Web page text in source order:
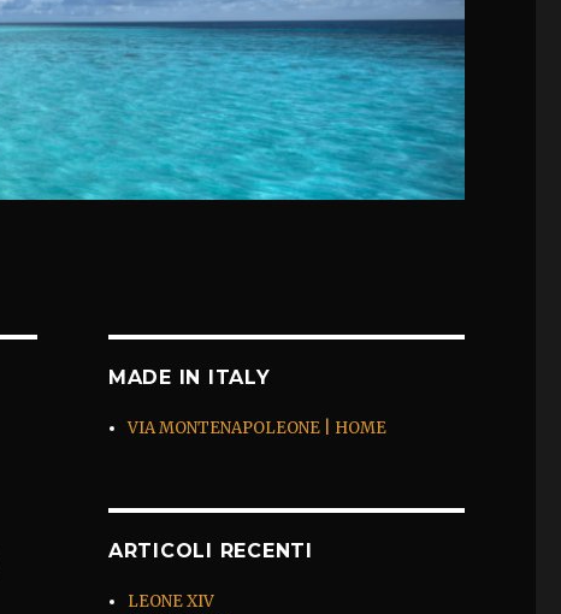
MADE IN ITALY
VIA MONTENAPOLEONE | HOME
ARTICOLI RECENTI
LEONE XIV